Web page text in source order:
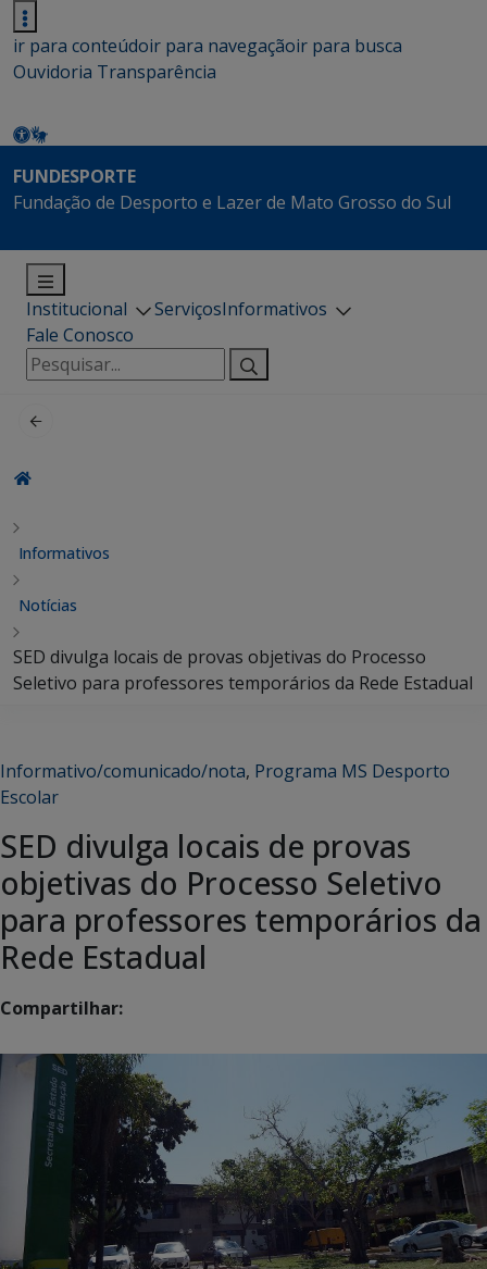
ir para conteúdoir para navegaçãoir para busca
Ouvidoria Transparência
FUNDESPORTE
Fundação de Desporto e Lazer de Mato Grosso do Sul
Institucional ServiçosInformativos
Fale Conosco
Pesquisar
por:
Informativos
Notícias
SED divulga locais de provas objetivas do Processo
Seletivo para professores temporários da Rede Estadual
Informativo/comunicado/nota, Programa MS Desporto
Escolar
SED divulga locais de provas
objetivas do Processo Seletivo
para professores temporários da
Rede Estadual
Compartilhar: